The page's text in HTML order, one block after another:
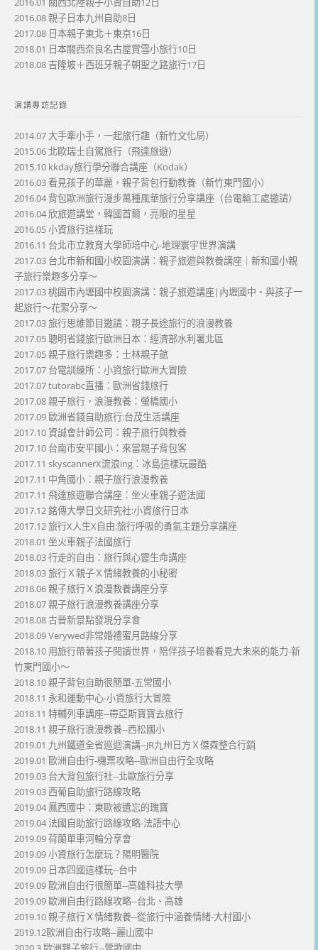
2016.08 親子日本九州自助8日
2017.08 日本親子東北＋東京16日
2018.01 日本關西奈良名古屋賞雪小旅行10日
2018.08 吉隆坡＋西班牙親子朝聖之路旅行17日
演講專訪記錄
2014.07 大手牽小手，一起旅行趣（新竹文化局）
2015.06 北歐瑞士自駕旅行（飛達旅遊）
2015.10 kkday旅行學分聯合講座（Kodak）
2016.03 看見孩子的華麗，親子背包行動教養（新竹東門國小）
2016.04 背包歐洲旅行漫步萬種風華旅行分享講座（台電輸工處邀請）
2016.04 欣旅遊講堂，韓國首爾，亮眼的星星
2016.05 小資旅行這樣玩
2016.11 台北市立教育大學師培中心-地理寰宇世界演講
2017.03 台北市新和國小校園演講：親子旅遊與教養講座｜新和國小親
子旅行樂趣多分享～
2017.03 桃園市內壢國中校園演講：親子旅遊講座|內壢國中・與孩子一
起旅行～花絮分享～
2017.03 旅行思維節目邀請：親子長途旅行的浪漫教養
2017.05 聰明省錢旅行歐洲日本：經濟部水利署北區
2017.05 親子旅行樂趣多：士林親子館
2017.07 台電訓練所：小資旅行歐洲大冒險
2017.07 tutorabc直播：歐洲省錢旅行
2017.08 親子旅行，浪漫教養：螢橋國小
2017.09 歐洲省錢自助旅行:台茂生活講座
2017.10 資誠會計師公司：親子旅行與教養
2017.10 台南市安平國小：來當親子背包客
2017.11 skyscannerX流浪ing：冰島這樣玩最酷
2017.11 中角國小：親子旅行浪漫教養
2017.11 飛達旅遊聯合講座：坐火車親子遊法國
2017.12 銘傳大學日文研究社:小資旅行日本
2017.12 旅行X人生X自由:旅行呼吸的勇氣主題分享講座
2018.01 坐火車親子法國旅行
2018.03 行走的自由：旅行與心靈生命講座
2018.03 旅行Ｘ親子Ｘ情緒教養的小秘密
2018.06 親子旅行Ｘ浪漫教養講座分享
2018.07 親子旅行浪漫教養講座分享
2018.08 古晉新景點發現分享會
2018.09 Verywed非常婚禮蜜月路線分享
2018.10 用旅行帶著孩子閱讀世界，陪伴孩子培養看見大未來的能力-新
竹東門國小～
2018.10 親子背包自助很簡單-五常國小
2018.11 永和運動中心-小資旅行大冒險
2018.11 特輔列車講座--帶亞斯寶寶去旅行
2018.11 親子旅行浪漫教養--西松國小
2019.01 九州鐵道全省巡迴演講--JR九州日方Ｘ傑森整合行銷
2019.01 歐洲自由行-機票攻略--歐洲自由行全攻略
2019.03 台大背包旅行社--北歐旅行分享
2019.03 西葡自助旅行路線攻略
2019.04 鳳西國中：東歐被遺忘的瑰寶
2019.04 法國自助旅行路線攻略-法語中心
2019.09 荷蘭單車河輪分享會
2019.09 小資旅行怎麼玩？陽明醫院
2019.09 日本四國這樣玩--台中
2019.09 歐洲自由行很簡單--高雄科技大學
2019.09 歐洲自由行路線攻略--台北、高雄
2019.10 親子旅行Ｘ情緒教養--從旅行中涵養情緒-大村國小
2019.12歐洲自由行攻略--麗山國中